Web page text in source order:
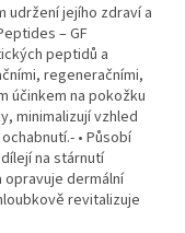
udržení jejího zdraví a
– GF
peptidů a
regeneračními,
účinkem na pokožku
minimalizují vzhled
• Působí
na stárnutí
dermální
revitalizuje